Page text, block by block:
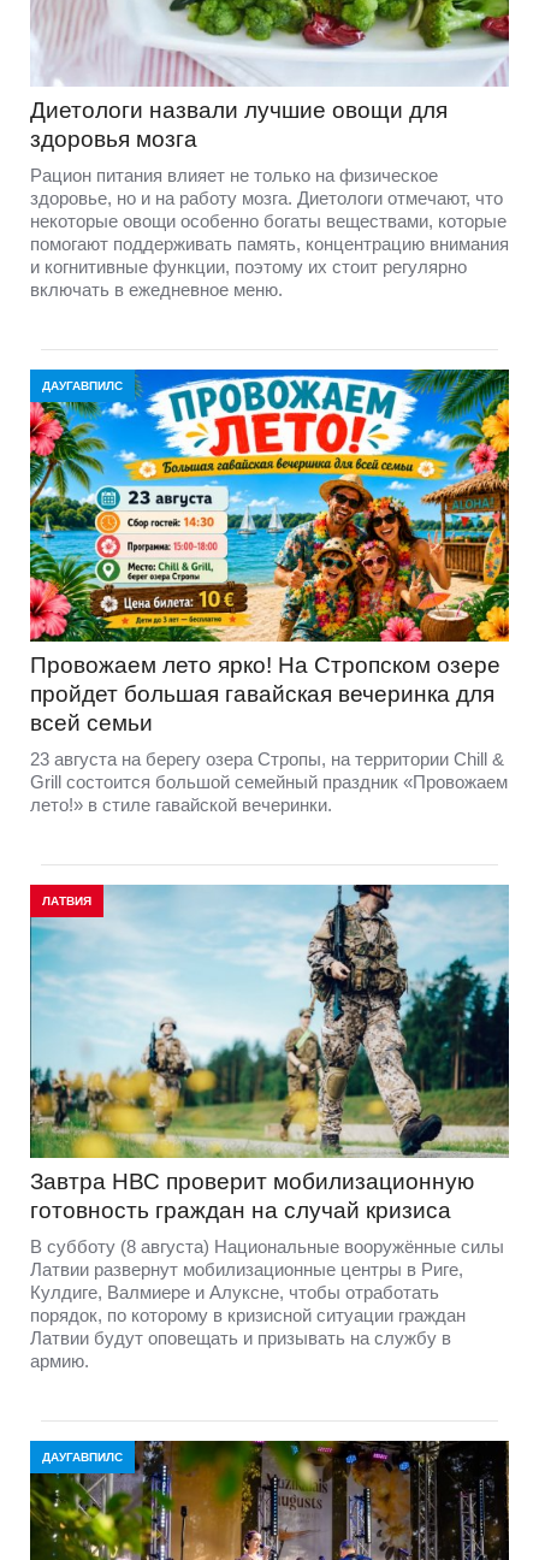
Диетологи назвали лучшие овощи для
здоровья мозга
Рацион питания влияет не только на физическое
здоровье, но и на работу мозга. Диетологи отмечают, что
некоторые овощи особенно богаты веществами, которые
помогают поддерживать память, концентрацию внимания
и когнитивные функции, поэтому их стоит регулярно
включать в ежедневное меню.
ДАУГАВПИЛС
Провожаем лето ярко! На Стропском озере
пройдет большая гавайская вечеринка для
всей семьи
23 августа на берегу озера Стропы, на территории Chill &
Grill состоится большой семейный праздник «Провожаем
лето!» в стиле гавайской вечеринки.
ЛАТВИЯ
Завтра НВС проверит мобилизационную
готовность граждан на случай кризиса
В субботу (8 августа) Национальные вооружённые силы
Латвии развернут мобилизационные центры в Риге,
Кулдиге, Валмиере и Алуксне, чтобы отработать
порядок, по которому в кризисной ситуации граждан
Латвии будут оповещать и призывать на службу в
армию.
ДАУГАВПИЛС